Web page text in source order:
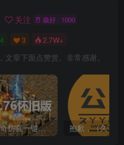
关注 极好 · 1000
4 3 2.7W+
章下面点赞赏。非常感谢。
1.76传奇仿官一键启动无后台和辅助究极肝传奇